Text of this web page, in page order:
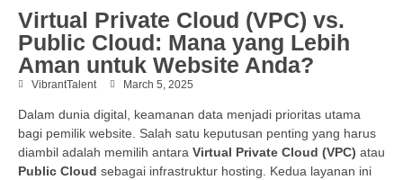
Virtual Private Cloud (VPC) vs.
Public Cloud: Mana yang Lebih
Aman untuk Website Anda?
VibrantTalent March 5, 2025
Dalam dunia digital, keamanan data menjadi prioritas utama
bagi pemilik website. Salah satu keputusan penting yang harus
diambil adalah memilih antara Virtual Private Cloud (VPC) atau
Public Cloud sebagai infrastruktur hosting. Kedua layanan ini